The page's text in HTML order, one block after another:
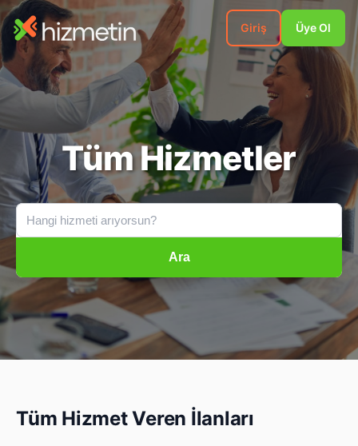
Giriş Üye Ol
Tüm Hizmetler
Ara
Tüm Hizmet Veren İlanları